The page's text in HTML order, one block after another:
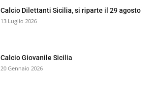
Calcio Dilettanti Sicilia, si riparte il 29 agosto
13 Luglio 2026
Calcio Giovanile Sicilia
20 Gennaio 2026